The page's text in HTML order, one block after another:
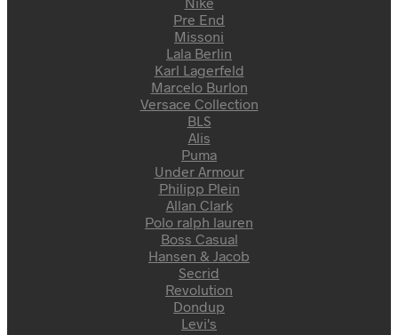
Pre End
Missoni
Lala Berlin
Karl Lagerfeld
Marcelo Burlon
Versace Collection
BLS
Alis
Puma
Under Armour
Philipp Plein
Allan Clark
Polo ralph lauren
Boss Casual
Hansen & Jacob
Secrid
Revolution
Dondup
Levi's